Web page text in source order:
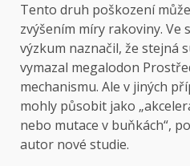
Tento druh poškození
zvýšením míry rakoviny.
výzkum naznačil, že stejná
vymazal megalodon
mechanismu. Ale v jiných
mohly působit jako
nebo mutace v buňkách“,
autor nové studie.